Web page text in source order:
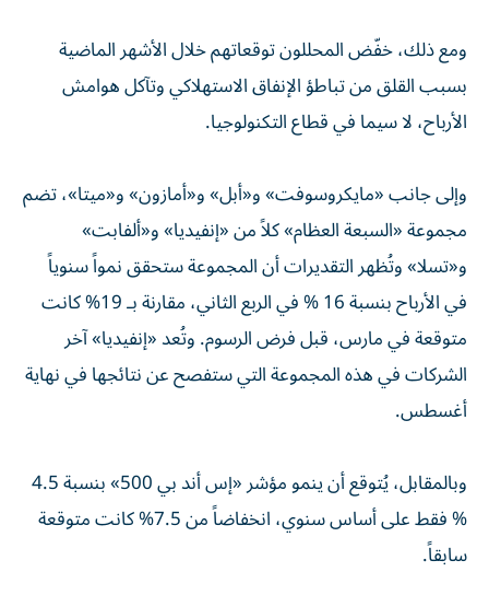
ومع ذلك، خفّض المحللون توقعاتهم خلال الأشهر الماضية
بسبب القلق من تباطؤ الإنفاق الاستهلاكي وتآكل هوامش
الأرباح، لا سيما في قطاع التكنولوجيا.
وإلى جانب «مايكروسوفت» و«أبل» و«أمازون» و«ميتا»، تضم
مجموعة «السبعة العظام» كلاً من «إنفيديا» و«ألفابت»
و«تسلا» وتُظهر التقديرات أن المجموعة ستحقق نمواً سنوياً
في الأرباح بنسبة 16 % في الربع الثاني، مقارنة بـ 19% كانت
متوقعة في مارس، قبل فرض الرسوم. وتُعد «إنفيديا» آخر
الشركات في هذه المجموعة التي ستفصح عن نتائجها في نهاية
أغسطس.
وبالمقابل، يُتوقع أن ينمو مؤشر «إس أند بي 500» بنسبة 4.5
% فقط على أساس سنوي، انخفاضاً من 7.5% كانت متوقعة
سابقاً.